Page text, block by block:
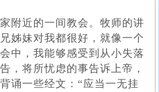
附近的一间教会。牧师的讲
姊妹对我都很好，就像一个
中，我能够感受到从小失落
，将所忧虑的事告诉上帝，
诵一些经文：“应当一无挂